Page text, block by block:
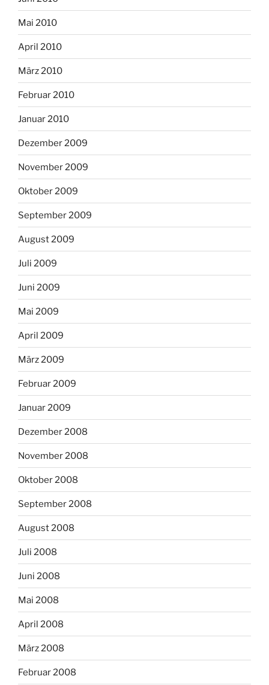
Mai 2010
April 2010
März 2010
Februar 2010
Januar 2010
Dezember 2009
November 2009
Oktober 2009
September 2009
August 2009
Juli 2009
Juni 2009
Mai 2009
April 2009
März 2009
Februar 2009
Januar 2009
Dezember 2008
November 2008
Oktober 2008
September 2008
August 2008
Juli 2008
Juni 2008
Mai 2008
April 2008
März 2008
Februar 2008